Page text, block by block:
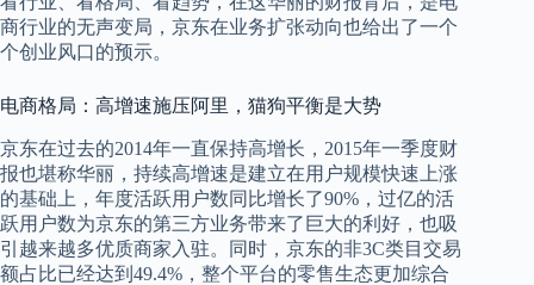
商行业的无声变局，京东在业务扩张动向也给出了一个
个创业风口的预示。
电商格局：高增速施压阿里，猫狗平衡是大势
京东在过去的2014年一直保持高增长，2015年一季度财
报也堪称华丽，持续高增速是建立在用户规模快速上涨
的基础上，年度活跃用户数同比增长了90%，过亿的活
跃用户数为京东的第三方业务带来了巨大的利好，也吸
引越来越多优质商家入驻。同时，京东的非3C类目交易
额占比已经达到49.4%，整个平台的零售生态更加综合